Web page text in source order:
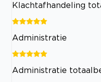
Klachtafhandeling
Administratie
Administratie